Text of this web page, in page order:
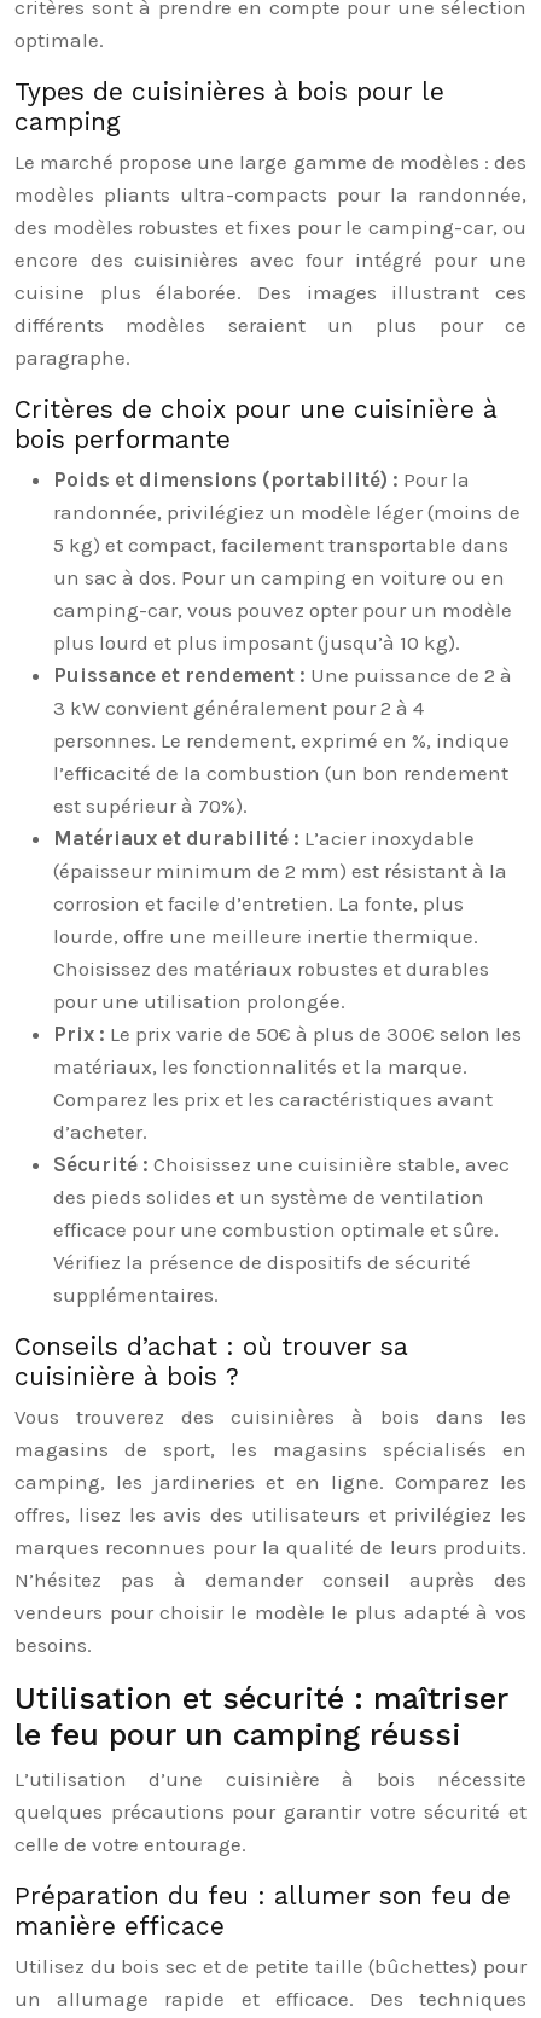
critères sont à prendre en compte pour une sélection
optimale.
Types de cuisinières à bois pour le
camping
Le marché propose une large gamme de modèles : des
modèles pliants ultra-compacts pour la randonnée,
des modèles robustes et fixes pour le camping-car, ou
encore des cuisinières avec four intégré pour une
cuisine plus élaborée. Des images illustrant ces
différents modèles seraient un plus pour ce
paragraphe.
Critères de choix pour une cuisinière à
bois performante
Poids et dimensions (portabilité) : Pour la
randonnée, privilégiez un modèle léger (moins de
5 kg) et compact, facilement transportable dans
un sac à dos. Pour un camping en voiture ou en
camping-car, vous pouvez opter pour un modèle
plus lourd et plus imposant (jusqu’à 10 kg).
Puissance et rendement : Une puissance de 2 à
3 kW convient généralement pour 2 à 4
personnes. Le rendement, exprimé en %, indique
l’efficacité de la combustion (un bon rendement
est supérieur à 70%).
Matériaux et durabilité : L’acier inoxydable
(épaisseur minimum de 2 mm) est résistant à la
corrosion et facile d’entretien. La fonte, plus
lourde, offre une meilleure inertie thermique.
Choisissez des matériaux robustes et durables
pour une utilisation prolongée.
Prix : Le prix varie de 50€ à plus de 300€ selon les
matériaux, les fonctionnalités et la marque.
Comparez les prix et les caractéristiques avant
d’acheter.
Sécurité : Choisissez une cuisinière stable, avec
des pieds solides et un système de ventilation
efficace pour une combustion optimale et sûre.
Vérifiez la présence de dispositifs de sécurité
supplémentaires.
Conseils d’achat : où trouver sa
cuisinière à bois ?
Vous trouverez des cuisinières à bois dans les
magasins de sport, les magasins spécialisés en
camping, les jardineries et en ligne. Comparez les
offres, lisez les avis des utilisateurs et privilégiez les
marques reconnues pour la qualité de leurs produits.
N’hésitez pas à demander conseil auprès des
vendeurs pour choisir le modèle le plus adapté à vos
besoins.
Utilisation et sécurité : maîtriser
le feu pour un camping réussi
L’utilisation d’une cuisinière à bois nécessite
quelques précautions pour garantir votre sécurité et
celle de votre entourage.
Préparation du feu : allumer son feu de
manière efficace
Utilisez du bois sec et de petite taille (bûchettes) pour
un allumage rapide et efficace. Des techniques